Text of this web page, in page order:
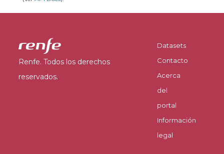
Renfe. Todos los derechos
reservados.
Datasets
Contacto
Acerca
del
portal
Información
legal